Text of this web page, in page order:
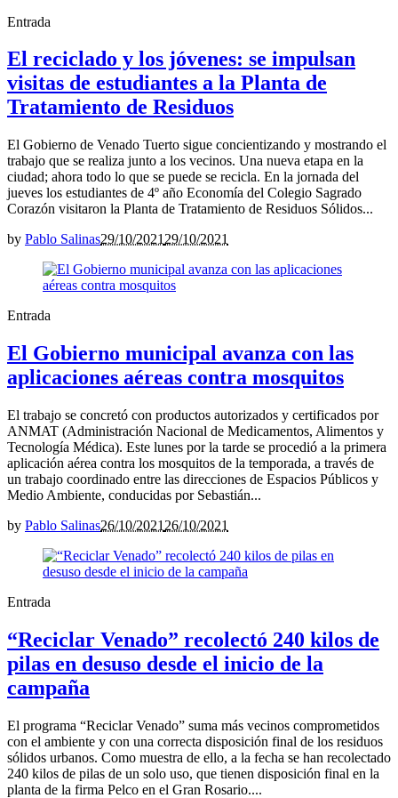
Entrada
El reciclado y los jóvenes: se impulsan
visitas de estudiantes a la Planta de
Tratamiento de Residuos
El Gobierno de Venado Tuerto sigue concientizando y mostrando el
trabajo que se realiza junto a los vecinos. Una nueva etapa en la
ciudad; ahora todo lo que se puede se recicla. En la jornada del
jueves los estudiantes de 4º año Economía del Colegio Sagrado
Corazón visitaron la Planta de Tratamiento de Residuos Sólidos...
by Pablo Salinas29/10/2021 29/10/2021
Entrada
El Gobierno municipal avanza con las
aplicaciones aéreas contra mosquitos
El trabajo se concretó con productos autorizados y certificados por
ANMAT (Administración Nacional de Medicamentos, Alimentos y
Tecnología Médica). Este lunes por la tarde se procedió a la primera
aplicación aérea contra los mosquitos de la temporada, a través de
un trabajo coordinado entre las direcciones de Espacios Públicos y
Medio Ambiente, conducidas por Sebastián...
by Pablo Salinas26/10/2021 26/10/2021
Entrada
“Reciclar Venado” recolectó 240 kilos de
pilas en desuso desde el inicio de la
campaña
El programa “Reciclar Venado” suma más vecinos comprometidos
con el ambiente y con una correcta disposición final de los residuos
sólidos urbanos. Como muestra de ello, a la fecha se han recolectado
240 kilos de pilas de un solo uso, que tienen disposición final en la
planta de la firma Pelco en el Gran Rosario....